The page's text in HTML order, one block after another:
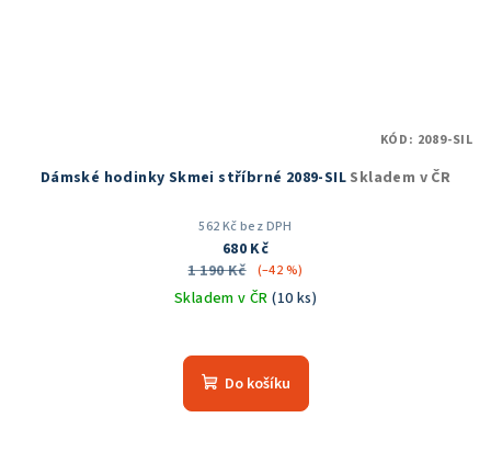
Dámské hodinky Skmei stříbrné 2089-SIL Skladem v ČR
562 Kč bez DPH
680 Kč
1 190 Kč
(–42 %)
Skladem v ČR(10 ks)
hodnocení
produktu
Do košíku
KÓD: 2089-SIL